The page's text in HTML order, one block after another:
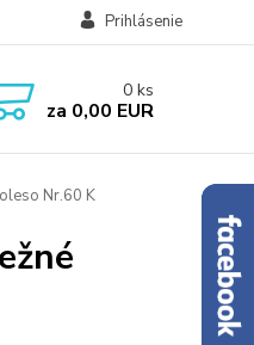
Prihlásenie
0 ks
za 0,00 EUR
Nr.60 K